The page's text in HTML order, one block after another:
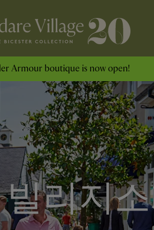
Armour boutique is now open!
리지